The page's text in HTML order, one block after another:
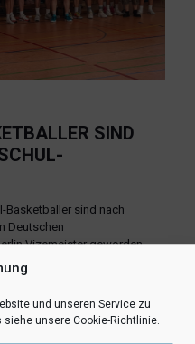
und unseren Service zu
unsere Cookie-Richtlinie.
SIND
Basketballer sind nach
Deutschen
Vizemeister geworden.
und ehemaligen Spielern
im Halbfinale den